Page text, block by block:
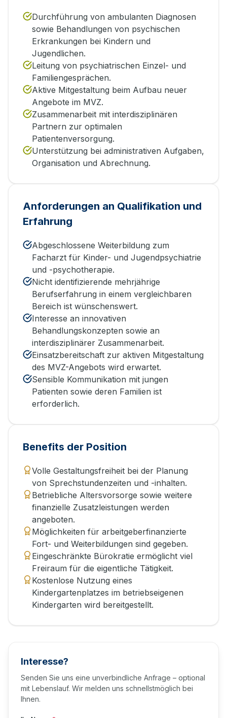
Durchführung von ambulanten Diagnosen
sowie Behandlungen von psychischen
Erkrankungen bei Kindern und
Jugendlichen.
Leitung von psychiatrischen Einzel- und
Familiengesprächen.
Aktive Mitgestaltung beim Aufbau neuer
Angebote im MVZ.
Zusammenarbeit mit interdisziplinären
Partnern zur optimalen
Patientenversorgung.
Unterstützung bei administrativen Aufgaben,
Organisation und Abrechnung.
Anforderungen an Qualifikation und
Erfahrung
Abgeschlossene Weiterbildung zum
Facharzt für Kinder- und Jugendpsychiatrie
und -psychotherapie.
Nicht identifizierende mehrjährige
Berufserfahrung in einem vergleichbaren
Bereich ist wünschenswert.
Interesse an innovativen
Behandlungskonzepten sowie an
interdisziplinärer Zusammenarbeit.
Einsatzbereitschaft zur aktiven Mitgestaltung
des MVZ-Angebots wird erwartet.
Sensible Kommunikation mit jungen
Patienten sowie deren Familien ist
erforderlich.
Benefits der Position
Volle Gestaltungsfreiheit bei der Planung
von Sprechstundenzeiten und -inhalten.
Betriebliche Altersvorsorge sowie weitere
finanzielle Zusatzleistungen werden
angeboten.
Möglichkeiten für arbeitgeberfinanzierte
Fort- und Weiterbildungen sind gegeben.
Eingeschränkte Bürokratie ermöglicht viel
Freiraum für die eigentliche Tätigkeit.
Kostenlose Nutzung eines
Kindergartenplatzes im betriebseigenen
Kindergarten wird bereitgestellt.
Interesse?
Senden Sie uns eine unverbindliche Anfrage – optional
mit Lebenslauf. Wir melden uns schnellstmöglich bei
Ihnen.